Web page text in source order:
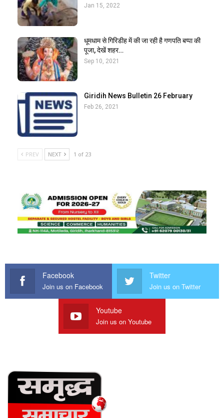
Jan 15, 2022
धूमधाम से गिरिडीह में की जा रही है गणपति बप्पा की
पूजा, देखें शहर…
Sep 10, 2021
Giridih News Bulletin 26 February
Feb 26, 2021
PREV NEXT 1 of 23
Facebook
Join us on Facebook
Twitter
Join us on Twitter
Youtube
Join us on Youtube